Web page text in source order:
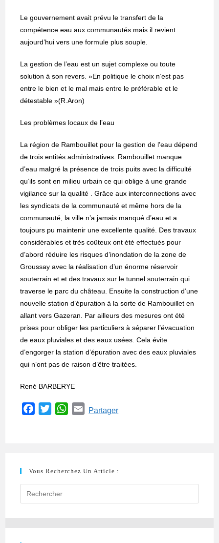
Le gouvernement avait prévu le transfert de la
compétence eau aux communautés mais il revient
aujourd’hui vers une formule plus souple.
La gestion de l’eau est un sujet complexe ou toute
solution à son revers. »En politique le choix n’est pas
entre le bien et le mal mais entre le préférable et le
détestable »(R.Aron)
Les problèmes locaux de l’eau
La région de Rambouillet pour la gestion de l’eau dépend
de trois entités administratives. Rambouillet manque
d’eau malgré la présence de trois puits avec la difficulté
qu’ils sont en milieu urbain ce qui oblige à une grande
vigilance sur la qualité . Grâce aux interconnections avec
les syndicats de la communauté et même hors de la
communauté, la ville n’a jamais manqué d’eau et a
toujours pu maintenir une excellente qualité. Des travaux
considérables et très coûteux ont été effectués pour
d’abord réduire les risques d’inondation de la zone de
Groussay avec la réalisation d’un énorme réservoir
souterrain et et des travaux sur le tunnel souterrain qui
traverse le parc du château. Ensuite la construction d’une
nouvelle station d’épuration à la sorte de Rambouillet en
allant vers Gazeran. Par ailleurs des mesures ont été
prises pour obliger les particuliers à séparer l’évacuation
de eaux pluviales et des eaux usées. Cela évite
d’engorger la station d’épuration avec des eaux pluviales
qui n’ont pas de raison d’être traitées.
René BARBERYE
o
o
k
e
r
W
A
p
EPartager
Vous Recherchez Un Article :